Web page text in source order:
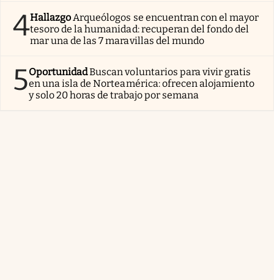
4HallazgoArqueólogos se encuentran con el mayor
tesoro de la humanidad: recuperan del fondo del
mar una de las 7 maravillas del mundo
5OportunidadBuscan voluntarios para vivir gratis
en una isla de Norteamérica: ofrecen alojamiento
y solo 20 horas de trabajo por semana